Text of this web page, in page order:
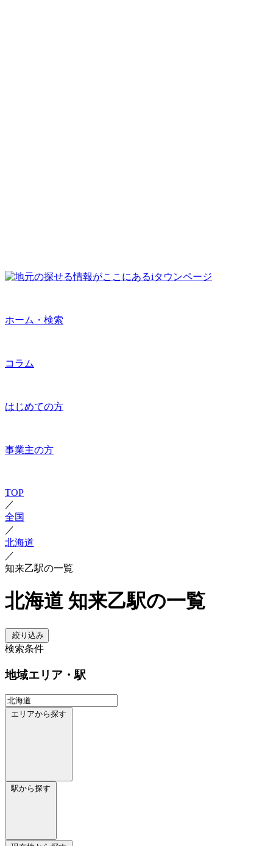
ホーム・検索
コラム
はじめての方
事業主の方
TOP
／
全国
／
北海道
／
知来乙駅の一覧
北海道 知来乙駅の一覧
絞り込み
検索条件
地域エリア・駅
エリアから探す
駅から探す